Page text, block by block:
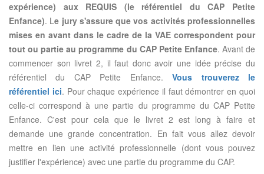
expérience) aux REQUIS (le référentiel du CAP Petite
Enfance). Le jury s'assure que vos activités professionnelles
mises en avant dans le cadre de la VAE correspondent pour
tout ou partie au programme du CAP Petite Enfance. Avant de
commencer son livret 2, il faut donc avoir une idée précise du
référentiel du CAP Petite Enfance.Vous trouverez le
référentiel ici. Pour chaque expérience il faut démontrer en quoi
celle-ci correspond à une partie du programme du CAP Petite
Enfance. C'est pour cela que le livret 2 est long à faire et
demande une grande concentration. En fait vous allez devoir
mettre en lien une activité professionnelle (dont vous pouvez
justifier l'expérience) avec une partie du programme du CAP.